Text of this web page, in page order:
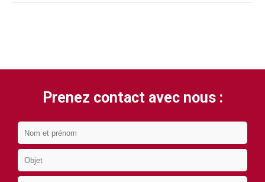
Prenez contact avec nous :